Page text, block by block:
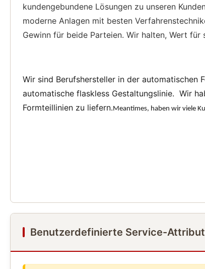
kundengebundene Lösungen zu unseren
moderne Anlagen mit besten
Gewinn für beide Parteien. Wir halten, Wert
Wir sind Berufshersteller in der automatischen
automatische flaskless Gestaltungslinie.
Wir
Formteillinien zu liefern.Meantimes, haben wir viele
Benutzerdefinierte Service-